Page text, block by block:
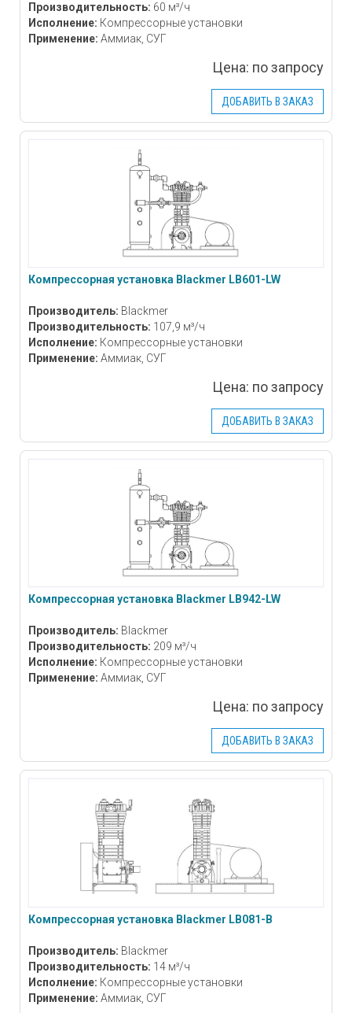
Производительность: 60 м³/ч
Исполнение: Компрессорные установки
Применение: Аммиак, СУГ
Цена: по запросу
ДОБАВИТЬ В ЗАКАЗ
Компрессорная установка Blackmer LB601-LW
Производитель: Blackmer
Производительность: 107,9 м³/ч
Исполнение: Компрессорные установки
Применение: Аммиак, СУГ
Цена: по запросу
ДОБАВИТЬ В ЗАКАЗ
Компрессорная установка Blackmer LB942-LW
Производитель: Blackmer
Производительность: 209 м³/ч
Исполнение: Компрессорные установки
Применение: Аммиак, СУГ
Цена: по запросу
ДОБАВИТЬ В ЗАКАЗ
Компрессорная установка Blackmer LB081-B
Производитель: Blackmer
Производительность: 14 м³/ч
Исполнение: Компрессорные установки
Применение: Аммиак, СУГ